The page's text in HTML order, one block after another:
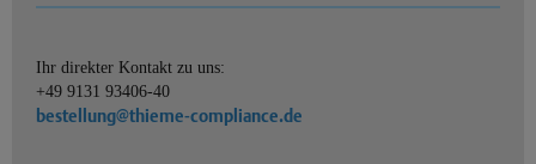
Ihr direkter Kontakt zu uns:
+49 9131 93406-40
bestellung@thieme-compliance.de